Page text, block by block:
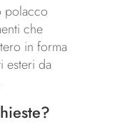
polacco
che
in forma
esteri da